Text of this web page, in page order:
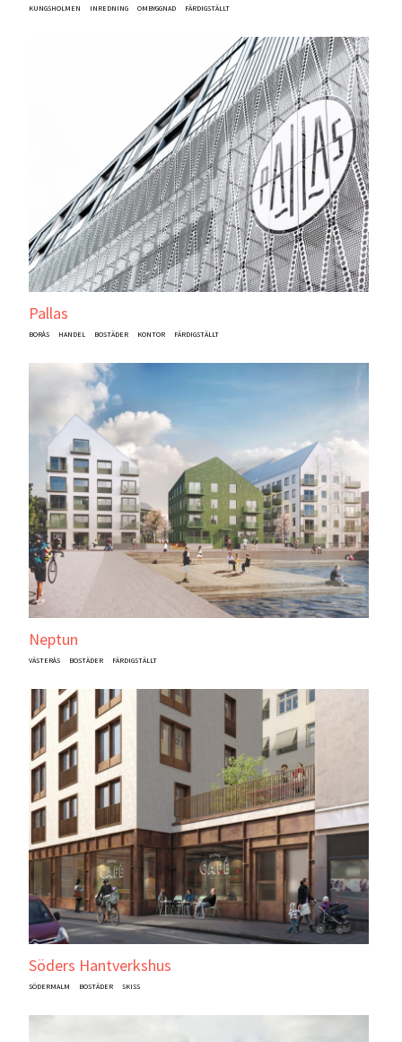
KUNGSHOLMEN INREDNING OMBYGGNAD FÄRDIGSTÄLLT
Pallas
BORÅS HANDEL BOSTÄDER KONTOR FÄRDIGSTÄLLT
Neptun
VÄSTERÅS BOSTÄDER FÄRDIGSTÄLLT
Söders Hantverkshus
SÖDERMALM BOSTÄDER SKISS